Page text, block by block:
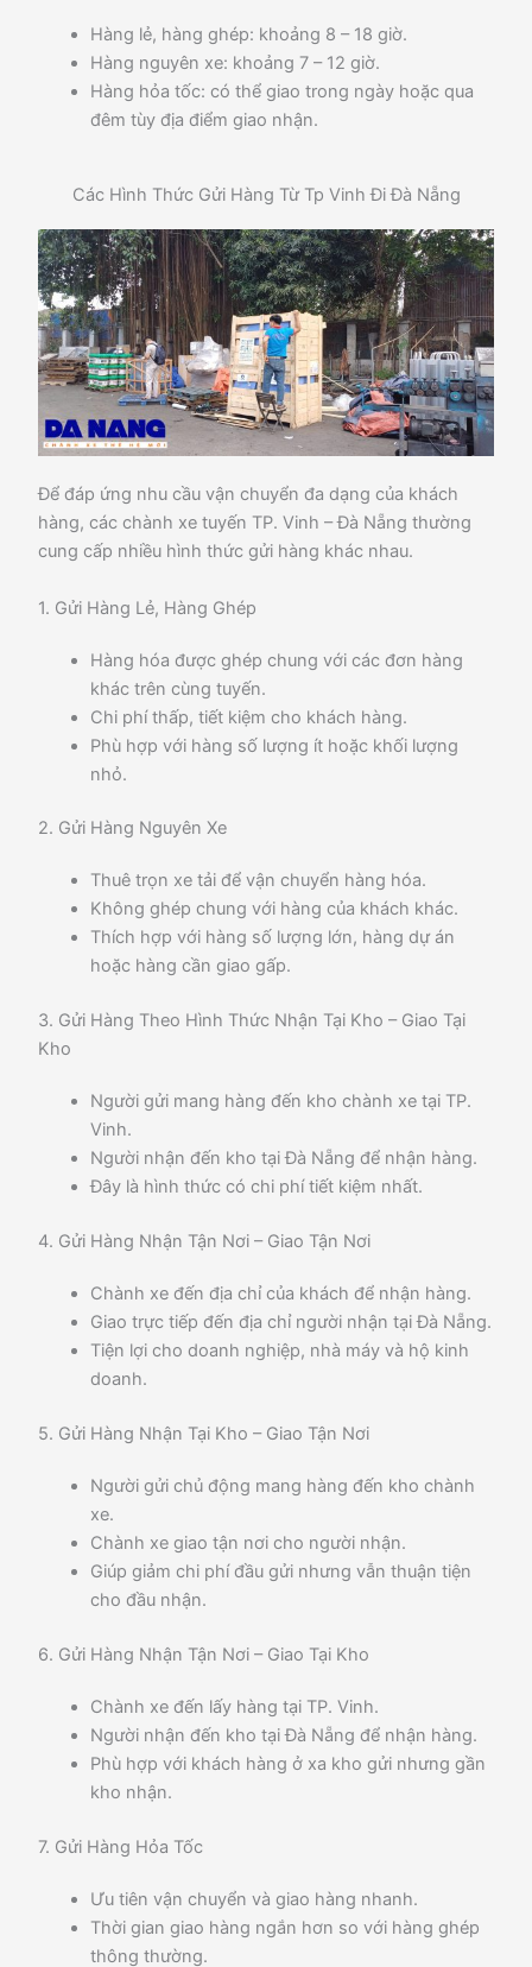
Hàng lẻ, hàng ghép: khoảng 8 – 18 giờ.
Hàng nguyên xe: khoảng 7 – 12 giờ.
Hàng hỏa tốc: có thể giao trong ngày hoặc qua
đêm tùy địa điểm giao nhận.
Các Hình Thức Gửi Hàng Từ Tp Vinh Đi Đà Nẵng
Để đáp ứng nhu cầu vận chuyển đa dạng của khách
hàng, các chành xe tuyến TP. Vinh – Đà Nẵng thường
cung cấp nhiều hình thức gửi hàng khác nhau.
1. Gửi Hàng Lẻ, Hàng Ghép
Hàng hóa được ghép chung với các đơn hàng
khác trên cùng tuyến.
Chi phí thấp, tiết kiệm cho khách hàng.
Phù hợp với hàng số lượng ít hoặc khối lượng
nhỏ.
2. Gửi Hàng Nguyên Xe
Thuê trọn xe tải để vận chuyển hàng hóa.
Không ghép chung với hàng của khách khác.
Thích hợp với hàng số lượng lớn, hàng dự án
hoặc hàng cần giao gấp.
3. Gửi Hàng Theo Hình Thức Nhận Tại Kho – Giao Tại
Kho
Người gửi mang hàng đến kho chành xe tại TP.
Vinh.
Người nhận đến kho tại Đà Nẵng để nhận hàng.
Đây là hình thức có chi phí tiết kiệm nhất.
4. Gửi Hàng Nhận Tận Nơi – Giao Tận Nơi
Chành xe đến địa chỉ của khách để nhận hàng.
Giao trực tiếp đến địa chỉ người nhận tại Đà Nẵng.
Tiện lợi cho doanh nghiệp, nhà máy và hộ kinh
doanh.
5. Gửi Hàng Nhận Tại Kho – Giao Tận Nơi
Người gửi chủ động mang hàng đến kho chành
xe.
Chành xe giao tận nơi cho người nhận.
Giúp giảm chi phí đầu gửi nhưng vẫn thuận tiện
cho đầu nhận.
6. Gửi Hàng Nhận Tận Nơi – Giao Tại Kho
Chành xe đến lấy hàng tại TP. Vinh.
Người nhận đến kho tại Đà Nẵng để nhận hàng.
Phù hợp với khách hàng ở xa kho gửi nhưng gần
kho nhận.
7. Gửi Hàng Hỏa Tốc
Ưu tiên vận chuyển và giao hàng nhanh.
Thời gian giao hàng ngắn hơn so với hàng ghép
thông thường.